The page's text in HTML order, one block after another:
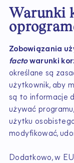
Warunki
Zobowiązania
factowarunki
określane są
użytkownik, aby
są to informacje
używać
użytku
modyfikować,
Dodatkowo, w